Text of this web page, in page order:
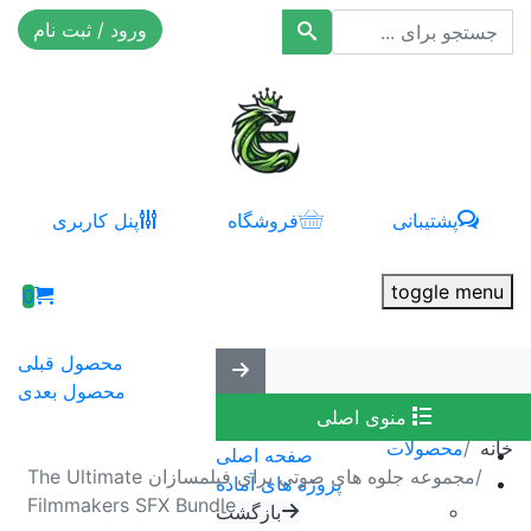
ورود / ثبت نام
پشتیبانی فروشگاه پنل کاربری
toggle menu
0
منوی اصلی
صفحه اصلی
پروژه های آماده
بازگشت
محصول قبلی
محصول بعدی
خانه
محصولات
مجموعه جلوه های صوتی برای فیلمسازان The Ultimate
Filmmakers SFX Bundle